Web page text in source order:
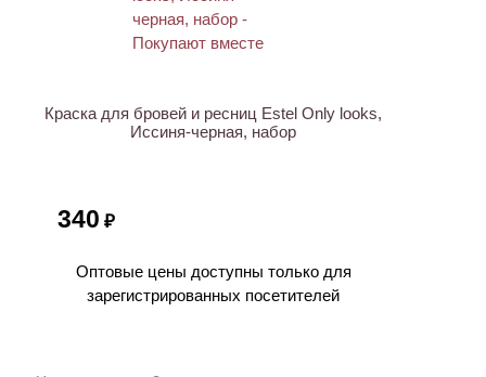
Краска для бровей и ресниц Estel Only looks,
Иссиня-черная, набор
340 ₽
Оптовые цены доступны только для
зарегистрированных посетителей